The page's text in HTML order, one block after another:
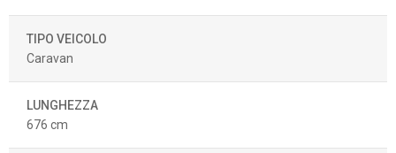
TIPO VEICOLO
Caravan
LUNGHEZZA
676 cm